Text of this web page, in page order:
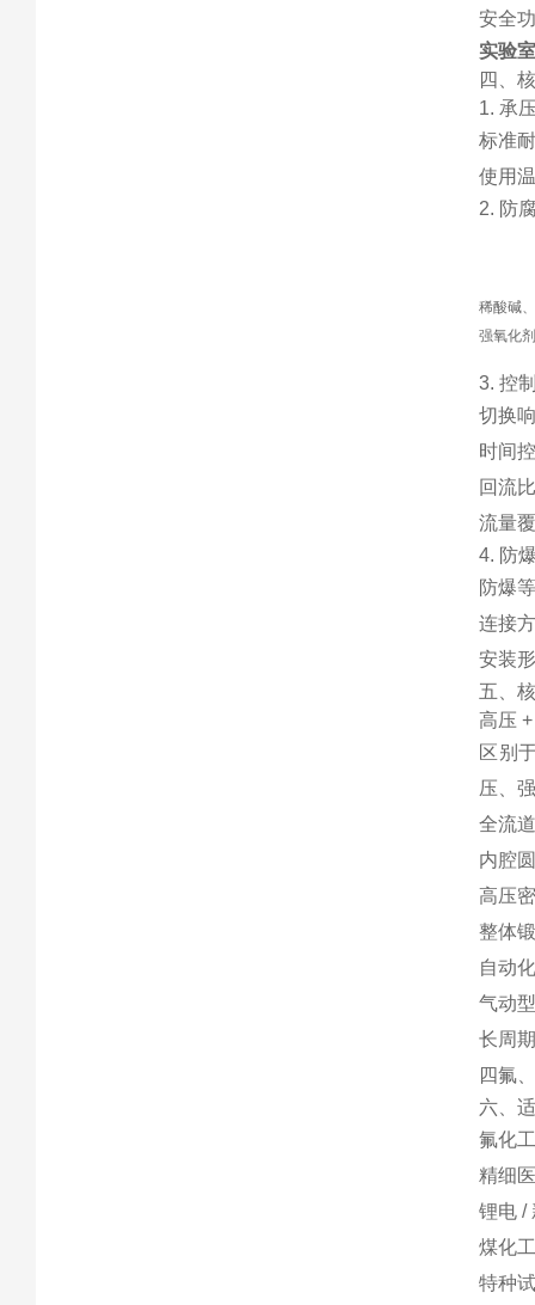
安全
实验
四、
1. 承
标准
使用
2. 防
稀酸碱
强氧化
3. 控
切换
时间
回流
流量
4. 防
防爆
连接
安装
五、
高压
区别
压、
全流
内腔
高压
整体
自动
气动
长周
四氟
六、
氟化
精细
锂电 /
煤化
特种